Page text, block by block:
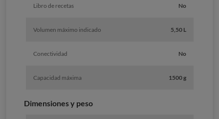
Libro de recetas No
Volumen máximo indicado 5,50 L
Conectividad No
Capacidad máxima 1500 g
Dimensiones y peso